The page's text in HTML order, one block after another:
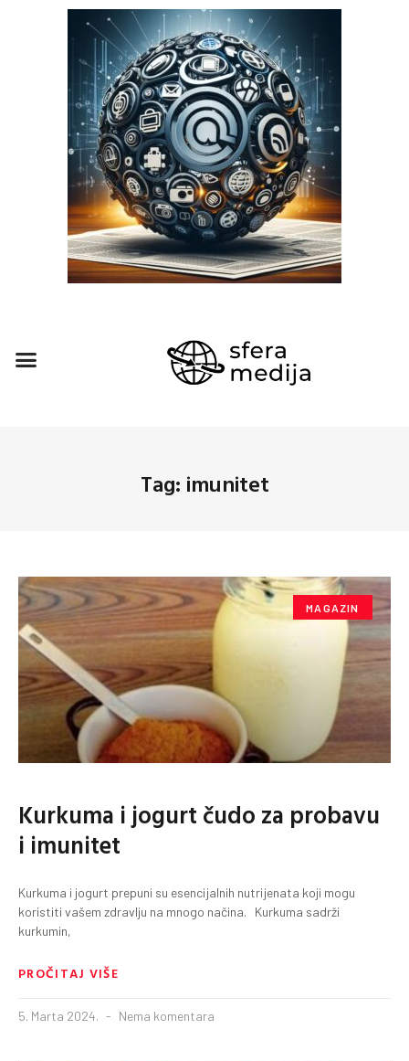
Tag: imunitet
MAGAZIN
Kurkuma i jogurt čudo za probavu
i imunitet
Kurkuma i jogurt prepuni su esencijalnih nutrijenata koji mogu
koristiti vašem zdravlju na mnogo načina. Kurkuma sadrži
kurkumin,
PROČITAJ VIŠE
5. Marta 2024. Nema komentara